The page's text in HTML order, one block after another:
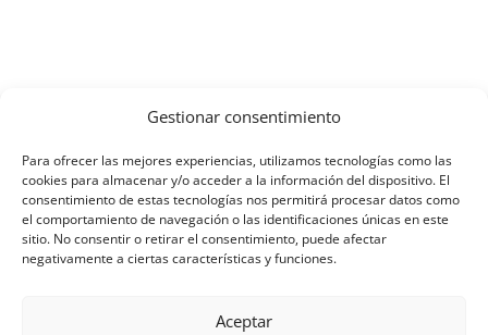
Gestionar consentimiento
Para ofrecer las mejores experiencias, utilizamos tecnologías como las
cookies para almacenar y/o acceder a la información del dispositivo. El
consentimiento de estas tecnologías nos permitirá procesar datos como
el comportamiento de navegación o las identificaciones únicas en este
sitio. No consentir o retirar el consentimiento, puede afectar
negativamente a ciertas características y funciones.
Aceptar